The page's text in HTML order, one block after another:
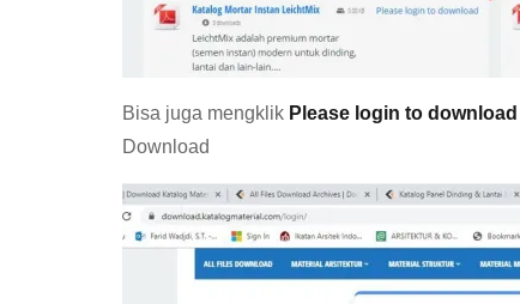
Bisa juga mengklik Please login to download
Download